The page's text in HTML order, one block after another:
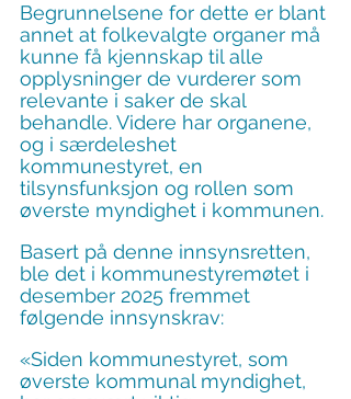
Begrunnelsene for dette er blant
annet at folkevalgte organer må
kunne få kjennskap til alle
opplysninger de vurderer som
relevante i saker de skal
behandle. Videre har organene,
og i særdeleshet
kommunestyret, en
tilsynsfunksjon og rollen som
øverste myndighet i kommunen.
Basert på denne innsynsretten,
ble det i kommunestyremøtet i
desember 2025 fremmet
følgende innsynskrav:
«Siden kommunestyret, som
øverste kommunal myndighet,